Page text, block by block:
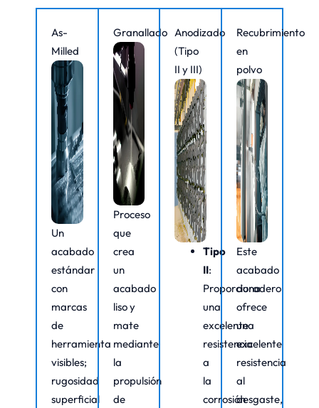
As-
Milled
Un
acabado
estándar
con
marcas
de
herramienta
visibles;
rugosidad
superficial
Granallado
Proceso
que
crea
un
acabado
liso y
mate
mediante
la
propulsión
de
Anodizado
(Tipo
II y III)
Tipo
II:
Proporciona
una
excelente
resistencia
a
la
corrosión
Recubrimiento
en
polvo
Este
acabado
duradero
ofrece
una
excelente
resistencia
al
desgaste,